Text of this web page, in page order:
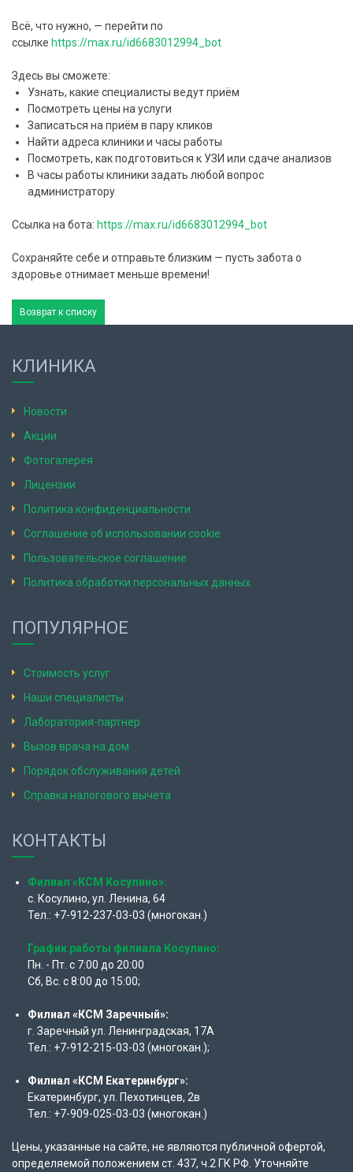
Всё, что нужно, — перейти по
ссылке https://max.ru/id6683012994_bot
Здесь вы сможете:
Узнать, какие специалисты ведут приём
Посмотреть цены на услуги
Записаться на приём в пару кликов
Найти адреса клиники и часы работы
Посмотреть, как подготовиться к УЗИ или сдаче анализов
В часы работы клиники задать любой вопрос
администратору
Ссылка на бота: https://max.ru/id6683012994_bot
Сохраняйте себе и отправьте близким — пусть забота о
здоровье отнимает меньше времени!
Возврат к списку
КЛИНИКА
Новости
Акции
Фотогалерея
Лицензии
Политика конфиденциальности
Соглашение об использовании cookie
Пользовательское соглашение
Политика обработки персональных данных
ПОПУЛЯРНОЕ
Стоимость услуг
Наши специалисты
Лаборатория-партнер
Вызов врача на дом
Порядок обслуживания детей
Справка налогового вычета
КОНТАКТЫ
Филиал «КСМ Косулино»:
с. Косулино, ул. Ленина, 64
Тел.: +7-912-237-03-03 (многокан.)
График работы филиала Косулино:
Пн. - Пт. с 7:00 до 20:00
Сб, Вс. с 8:00 до 15:00;
Филиал «КСМ Заречный»:
г. Заречный ул. Ленинградская, 17А
Тел.: +7-912-215-03-03 (многокан.);
Филиал «КСМ Екатеринбург»:
Екатеринбург, ул. Пехотинцев, 2в
Тел.: +7-909-025-03-03 (многокан.)
Цены, указанные на сайте, не являются публичной офертой,
определяемой положением ст. 437, ч.2 ГК РФ. Уточняйте